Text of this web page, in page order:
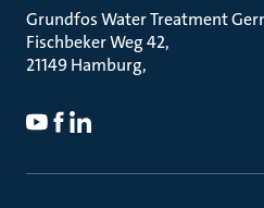
Grundfos Water Treatment
Fischbeker Weg 42
21149 Hamburg